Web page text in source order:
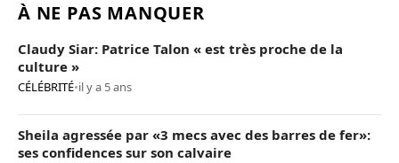
À NE PAS MANQUER
Claudy Siar: Patrice Talon « est très proche de la
culture »
CÉLÉBRITÉ•il y a 5 ans
Sheila agressée par «3 mecs avec des barres de fer»:
ses confidences sur son calvaire